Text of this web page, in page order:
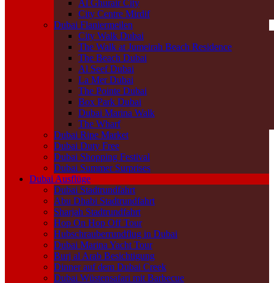
Al Ghurair City
City Centre Mirdif
Dubai Flaniermeilen
City Walk Dubai
The Walk at Jumeirah Beach Residence
The Beach Dubai
Al Seef Dubai
La Mer Dubai
The Pointe Dubai
Box Park Dubai
Dubai Marina Walk
The Wharf
Dubai Ripe Market
Dubai Duty Free
Dubai Shopping Festival
Dubai Summer Surprises
Dubai Ausflüge
Dubai Stadtrundfahrt
Abu Dhabi Stadtrundfahrt
Sharjah Stadtrundfahrt
Hop On Hop Off Tour
Hubschrauberrundflug in Dubai
Dubai Marina Yacht Tour
Burj al Arab Besichtigung
Dinner auf dem Dubai Creek
Dubai Wüstensafari mit Barbecue